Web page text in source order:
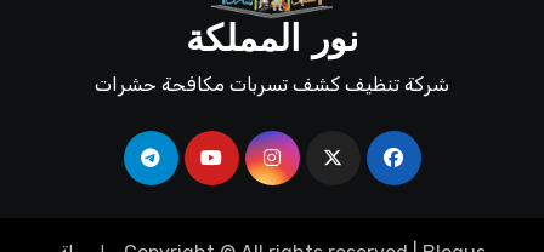
نور المملكة
شركة تنظيف كشف تسربات مكافحة حشرات